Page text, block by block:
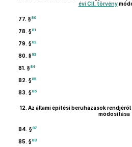
évi CII. törvény
77. §80
78. §81
79. §82
80. §83
81. §84
82. §85
83. §86
12. Az állami építési beruházások rendjéről
módosítása
84. §87
85. §88